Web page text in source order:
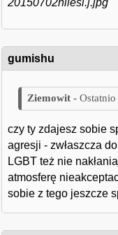
20150702nilesi.j.jpg
gumishu
czy ty zdajesz sobie
agresji - zwłaszcza
LGBT też nie
atmosferę
sobie z tego jeszcze